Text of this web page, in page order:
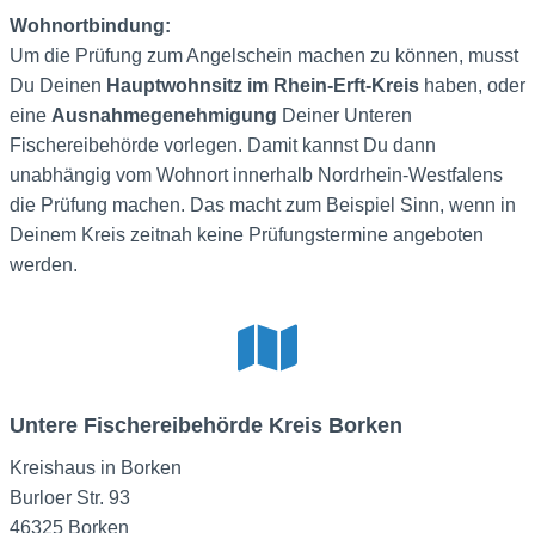
Wohnortbindung:
Um die Prüfung zum Angelschein machen zu können, musst
Du Deinen Hauptwohnsitz im Rhein-Erft-Kreis haben, oder
eine Ausnahmegenehmigung Deiner Unteren
Fischereibehörde vorlegen. Damit kannst Du dann
unabhängig vom Wohnort innerhalb Nordrhein-Westfalens
die Prüfung machen. Das macht zum Beispiel Sinn, wenn in
Deinem Kreis zeitnah keine Prüfungstermine angeboten
werden.
Untere Fischereibehörde Kreis Borken
Kreishaus in Borken
Burloer Str. 93
46325 Borken